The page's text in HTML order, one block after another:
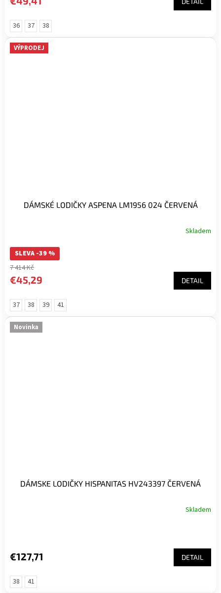
36 37 38
VÝPRODEJ
DÁMSKÉ LODIČKY ASPENA LM1956 024 ČERVENÁ
Skladem
SLEVA -39 %
7 414 Kč
€45,29 DETAIL
37 38 39 41
Novinka
DÁMSKE LODIČKY HISPANITAS HV243397 ČERVENÁ
Skladem
€127,71 DETAIL
38 41